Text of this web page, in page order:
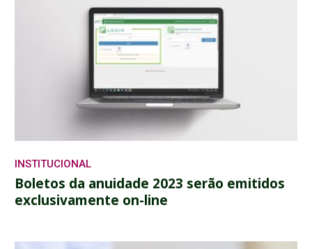
INSTITUCIONAL
Boletos da anuidade 2023 serão emitidos
exclusivamente on-line